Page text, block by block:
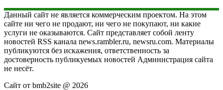
Данный сайт не является коммерческим проектом. На этом
сайте ни чего не продают, ни чего не покупают, ни какие
услуги не оказываются. Сайт представляет собой ленту
новостей RSS канала news.rambler.ru, newsru.com. Материалы
публикуются без искажения, ответственность за
достоверность публикуемых новостей Администрация сайта
не несёт.
Сайт от bmb2site @ 2026